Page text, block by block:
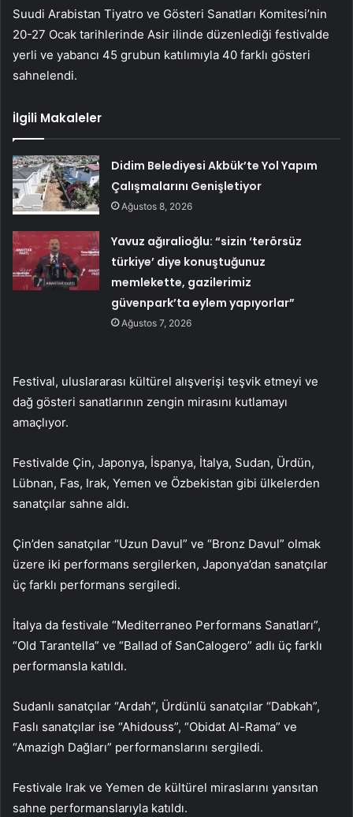
Suudi Arabistan Tiyatro ve Gösteri Sanatları Komitesi’nin
20-27 Ocak tarihlerinde Asir ilinde düzenlediği festivalde
yerli ve yabancı 45 grubun katılımıyla 40 farklı gösteri
sahnelendi.
İlgili Makaleler
Didim Belediyesi Akbük’te Yol Yapım
Çalışmalarını Genişletiyor
Ağustos 8, 2026
Yavuz ağıralioğlu: “sizin ‘terörsüz
türkiye’ diye konuştuğunuz
memlekette, gazilerimiz
güvenpark’ta eylem yapıyorlar”
Ağustos 7, 2026
Festival, uluslararası kültürel alışverişi teşvik etmeyi ve
dağ gösteri sanatlarının zengin mirasını kutlamayı
amaçlıyor.
Festivalde Çin, Japonya, İspanya, İtalya, Sudan, Ürdün,
Lübnan, Fas, Irak, Yemen ve Özbekistan gibi ülkelerden
sanatçılar sahne aldı.
Çin’den sanatçılar “Uzun Davul” ve “Bronz Davul” olmak
üzere iki performans sergilerken, Japonya’dan sanatçılar
üç farklı performans sergiledi.
İtalya da festivale “Mediterraneo Performans Sanatları”,
“Old Tarantella” ve “Ballad of SanCalogero” adlı üç farklı
performansla katıldı.
Sudanlı sanatçılar “Ardah”, Ürdünlü sanatçılar “Dabkah”,
Faslı sanatçılar ise “Ahidouss”, “Obidat Al-Rama” ve
“Amazigh Dağları” performanslarını sergiledi.
Festivale Irak ve Yemen de kültürel miraslarını yansıtan
sahne performanslarıyla katıldı.